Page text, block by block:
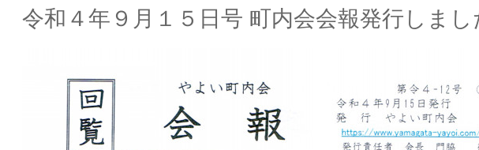
令和４年９月１５日号 町内会会報発行しまし